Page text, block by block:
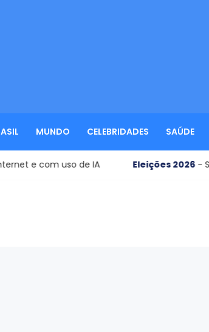
MUNDO CELEBRIDADES SAÚDE
e com uso de IA Eleições 2026- STF